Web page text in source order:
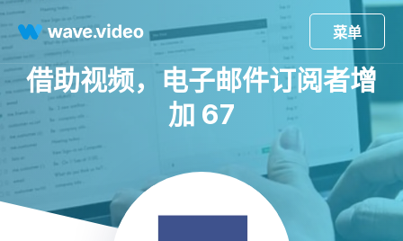
菜单
借助视频，电子邮件订阅者增
加 67